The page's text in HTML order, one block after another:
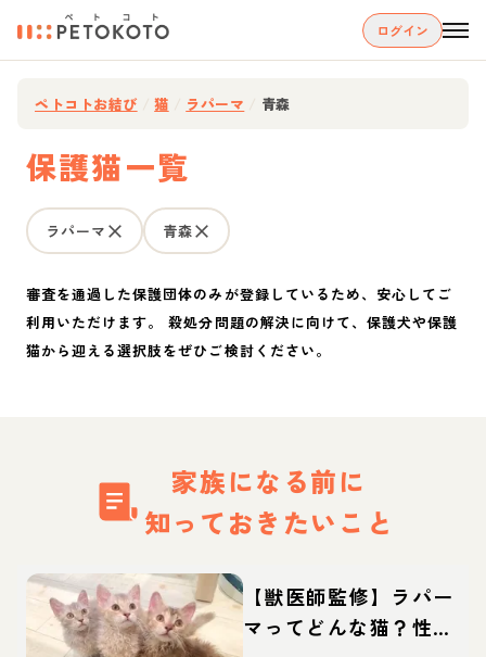
ログイン
ペトコトお結び 猫 ラパーマ 青森
保護猫一覧
ラパーマ 青森
審査を通過した保護団体のみが登録しているため、安心してご
利用いただけます。 殺処分問題の解決に向けて、保護犬や保護
猫から迎える選択肢をぜひご検討ください。
家族になる前に
知っておきたいこと
【獣医師監修】ラパー
マってどんな猫？性